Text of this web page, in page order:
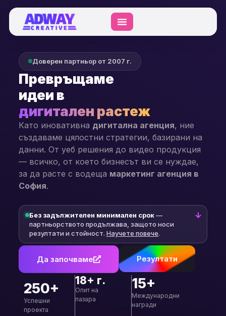
Доверен партньор от 2007 г.
Превръщаме
идеи в
дигитален растеж
Като иновативна дигитална агенция, ние
създаваме цялостни стратегии, базирани на
данни. От уеб решения до видео продукция
— всичко, от което бизнесът ви се нуждае,
за да расте с водеща маркетинг агенция в
София.
Без задължителен минимален срок—
партньорството продължава, защото носи
резултати и стойност. Научете повече.
Да започваме Резултати
250+
Успешни
проекта
18+ г.
Опит на
пазара
15+
Международни
награди